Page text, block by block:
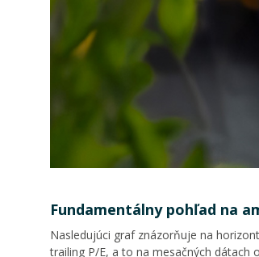
Fundamentálny pohľad na
Nasledujúci graf znázorňuje na
trailing P/E, a to na mesačných dátach